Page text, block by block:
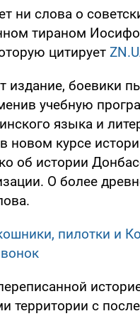
ни слова о
тираном
цитирует
издание, боевики
учебную
языка и
новом курсе
об истории
О более
пилотки и
территории с